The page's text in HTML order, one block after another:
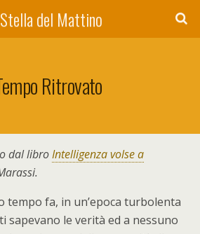
del Mattino
Ritrovato
dal libroIntelligenza volse a
tempo fa, in un’epoca turbolenta
sapevano le verità ed a nessuno